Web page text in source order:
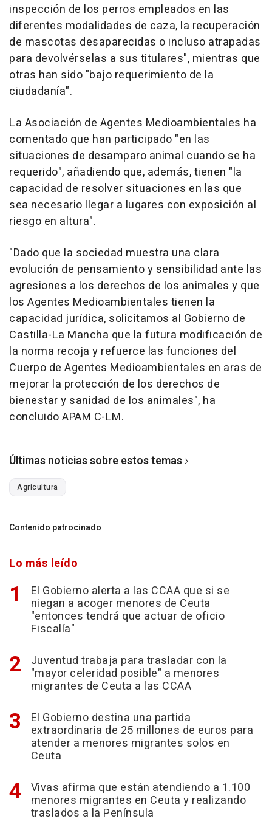
inspección de los perros empleados en las
diferentes modalidades de caza, la recuperación
de mascotas desaparecidas o incluso atrapadas
para devolvérselas a sus titulares", mientras que
otras han sido "bajo requerimiento de la
ciudadanía".
La Asociación de Agentes Medioambientales ha
comentado que han participado "en las
situaciones de desamparo animal cuando se ha
requerido", añadiendo que, además, tienen "la
capacidad de resolver situaciones en las que
sea necesario llegar a lugares con exposición al
riesgo en altura".
"Dado que la sociedad muestra una clara
evolución de pensamiento y sensibilidad ante las
agresiones a los derechos de los animales y que
los Agentes Medioambientales tienen la
capacidad jurídica, solicitamos al Gobierno de
Castilla-La Mancha que la futura modificación de
la norma recoja y refuerce las funciones del
Cuerpo de Agentes Medioambientales en aras de
mejorar la protección de los derechos de
bienestar y sanidad de los animales", ha
concluido APAM C-LM.
Últimas noticias sobre estos temas
Agricultura
Contenido patrocinado
Lo más leído
El Gobierno alerta a las CCAA que si se
niegan a acoger menores de Ceuta
"entonces tendrá que actuar de oficio
Fiscalía"
Juventud trabaja para trasladar con la
"mayor celeridad posible" a menores
migrantes de Ceuta a las CCAA
El Gobierno destina una partida
extraordinaria de 25 millones de euros para
atender a menores migrantes solos en
Ceuta
Vivas afirma que están atendiendo a 1.100
menores migrantes en Ceuta y realizando
traslados a la Península